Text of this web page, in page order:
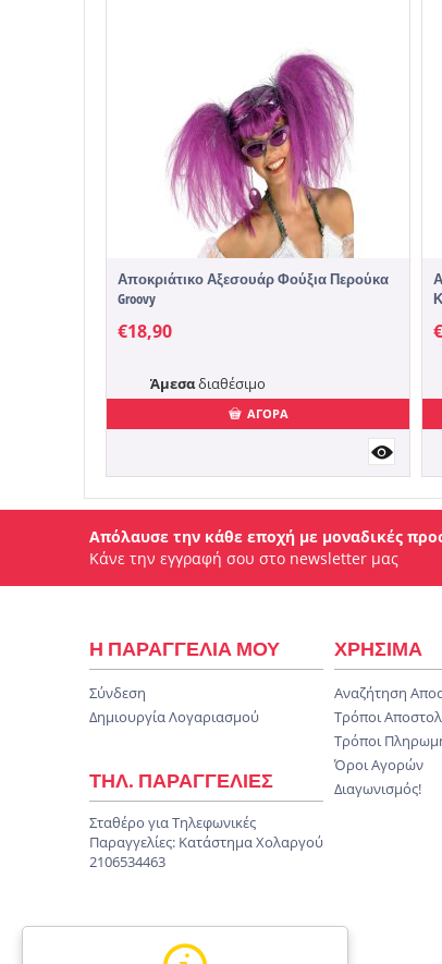
Αποκριάτικο Αξεσουάρ Φούξια Περούκα
Groovy
€18,90
Άμεσαδιαθέσιμο
ΑΓΟΡΑ
€
Απόλαυσε την κάθε εποχή με μοναδικές
Κάνε την εγγραφή σου στο newsletter μας
Η ΠΑΡΑΓΓΕΛΙΑ ΜΟΥ
Σύνδεση
Δημιουργία Λογαριασμού
ΤΗΛ. ΠΑΡΑΓΓΕΛΙΕΣ
Σταθέρο για Τηλεφωνικές
Παραγγελίες: Κατάστημα Χολαργού
2106534463
ΧΡΗΣΙΜΑ
Αναζήτηση
Τρόποι
Τρόποι
Όροι Αγορών
Διαγωνισμός!